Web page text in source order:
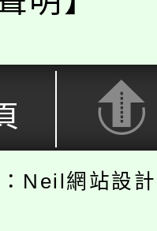
Neil網站設